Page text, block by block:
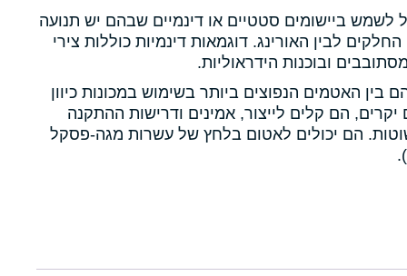
לשמש ביישומים סטטיים או דינמיים שבהם יש תנועה
החלקים לבין האורינג. דוגמאות דינמיות כוללות צירי
ובוכנות הידראוליות.
בין האטמים הנפוצים ביותר בשימוש במכונות כיוון
הם קלים לייצור, אמינים ודרישות ההתקנה
הם יכולים לאטום בלחץ של עשרות מגה-פסקל